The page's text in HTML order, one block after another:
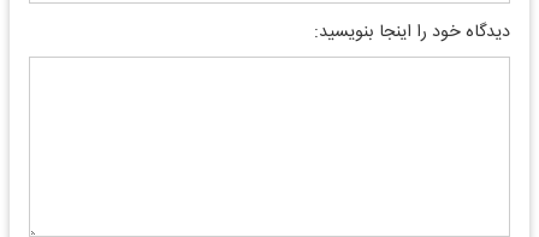
دیدگاه خود را اینجا بنویسید: